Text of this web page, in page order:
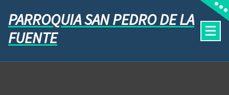
PARROQUIA SAN PEDRO DE LA
FUENTE